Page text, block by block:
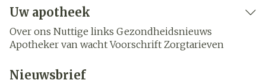
Uw apotheek
Over ons Nuttige links Gezondheidsnieuws
Apotheker van wacht Voorschrift Zorgtarieven
Nieuwsbrief